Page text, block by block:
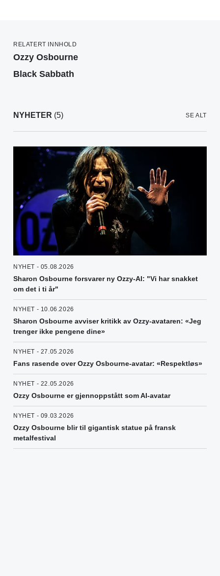
RELATERT INNHOLD
Ozzy Osbourne
Black Sabbath
NYHETER (5) SE ALT
NYHET - 05.08.2026
Sharon Osbourne forsvarer ny Ozzy-AI: "Vi har snakket
om det i ti år"
NYHET - 10.06.2026
Sharon Osbourne avviser kritikk av Ozzy-avataren: «Jeg
trenger ikke pengene dine»
NYHET - 27.05.2026
Fans rasende over Ozzy Osbourne-avatar: «Respektløs»
NYHET - 22.05.2026
Ozzy Osbourne er gjennoppstått som AI-avatar
NYHET - 09.03.2026
Ozzy Osbourne blir til gigantisk statue på fransk
metalfestival